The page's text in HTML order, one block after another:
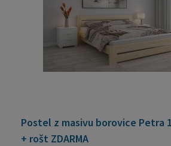
Postel z masivu borovice Petra
+ rošt ZDARMA